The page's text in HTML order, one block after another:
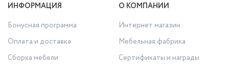
ИНФОРМАЦИЯ
Бонусная программа
Оплата и доставка
Сборка мебели
О КОМПАНИИ
Интернет магазин
Мебельная фабрика
Сертификаты и награды